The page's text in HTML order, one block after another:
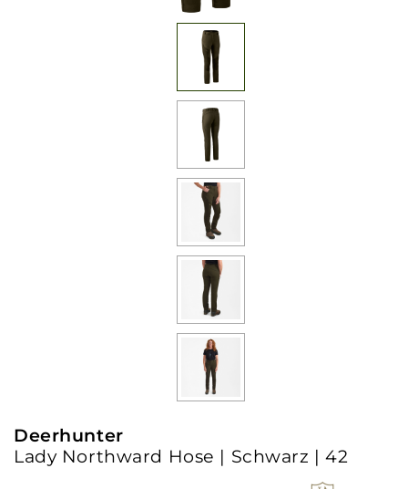
Deerhunter
Lady Northward Hose | Schwarz | 42